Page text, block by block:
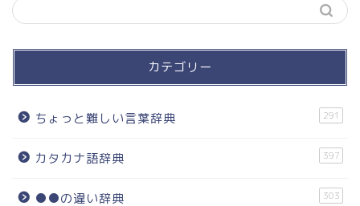
カテゴリー
ちょっと難しい言葉辞典 291
カタカナ語辞典 397
●●の違い辞典 303